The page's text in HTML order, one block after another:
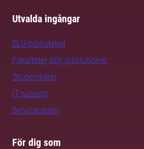
Utvalda ingångar
SLU-biblioteket
Fakulteter och institutioner
Studentkårer
IT-support
Servicecenter
För dig som